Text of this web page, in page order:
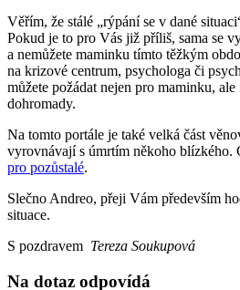
Věřím, že stálé „rýpání se v dané
Pokud je to pro Vás již příliš, sama se
a nemůžete maminku tímto těžkým
na krizové centrum, psychologa či
můžete požádat nejen pro maminku,
dohromady.
Na tomto portále je také velká část
vyrovnávají s úmrtím někoho blízkého.
pro pozůstalé.
Slečno Andreo, přeji Vám především
situace.
S pozdravem Tereza Soukupová
Na dotaz odpovídá